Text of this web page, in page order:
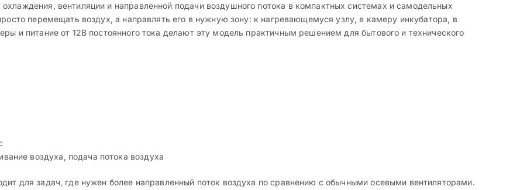
вентиляции и направленной подачи воздушного потока в компактных системах и самодельных
перемещать воздух, а направлять его в нужную зону: к нагревающемуся узлу, в камеру инкубатора, в
и питание от 12В постоянного тока делают эту модель практичным решением для бытового и технического
воздуха, подача потока воздуха
для задач, где нужен более направленный поток воздуха по сравнению с обычными осевыми вентиляторами.